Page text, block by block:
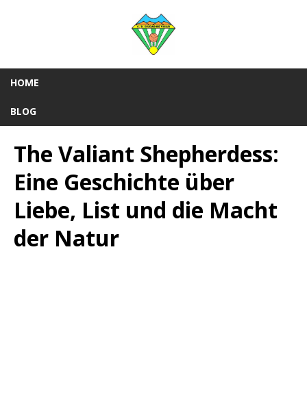
HOME
BLOG
The Valiant Shepherdess:
Eine Geschichte über
Liebe, List und die Macht
der Natur